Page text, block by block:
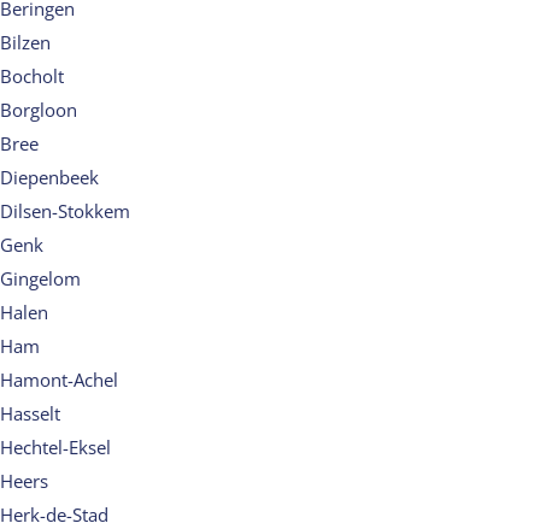
Beringen
Bilzen
Bocholt
Borgloon
Bree
Diepenbeek
Dilsen-Stokkem
Genk
Gingelom
Halen
Ham
Hamont-Achel
Hasselt
Hechtel-Eksel
Heers
Herk-de-Stad